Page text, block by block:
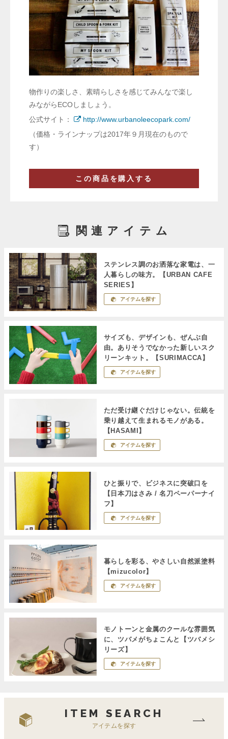
物作りの楽しさ、素晴らしさを感じてみんなで楽し
みながらECOしましょう。
公式サイト：
http://www.urbanoleecopark.com/
（価格・ラインナップは2017年９月現在のもので
す）
この商品を購入する
関連アイテム
ステンレス調のお洒落な家電は、一
人暮らしの味方。【URBAN CAFE
SERIES】
アイテムを探す
サイズも、デザインも、ぜんぶ自
由。ありそうでなかった新しいスク
リーンキット。【SURIMACCA】
アイテムを探す
ただ受け継ぐだけじゃない。伝統を
乗り越えて生まれるモノがある。
【HASAMI】
アイテムを探す
ひと振りで、ビジネスに突破口を
【日本刀はさみ / 名刀ペーパーナイ
フ】
アイテムを探す
暮らしを彩る、やさしい自然派塗料
【mizucolor】
アイテムを探す
モノトーンと金属のクールな雰囲気
に、ツバメがちょこんと【ツバメシ
リーズ】
アイテムを探す
ITEM SEARCH
アイテムを探す